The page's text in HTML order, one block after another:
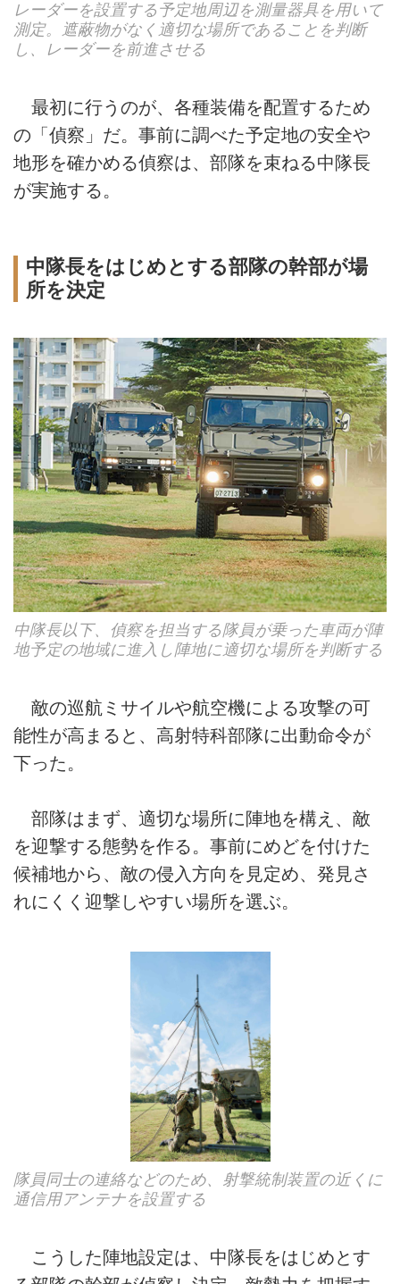
レーダーを設置する予定地周辺を測量器具を用いて
測定。遮蔽物がなく適切な場所であることを判断
し、レーダーを前進させる
最初に行うのが、各種装備を配置するため
の「偵察」だ。事前に調べた予定地の安全や
地形を確かめる偵察は、部隊を束ねる中隊長
が実施する。
中隊長をはじめとする部隊の幹部が場
所を決定
中隊長以下、偵察を担当する隊員が乗った車両が陣
地予定の地域に進入し陣地に適切な場所を判断する
敵の巡航ミサイルや航空機による攻撃の可
能性が高まると、高射特科部隊に出動命令が
下った。
部隊はまず、適切な場所に陣地を構え、敵
を迎撃する態勢を作る。事前にめどを付けた
候補地から、敵の侵入方向を見定め、発見さ
れにくく迎撃しやすい場所を選ぶ。
隊員同士の連絡などのため、射撃統制装置の近くに
通信用アンテナを設置する
こうした陣地設定は、中隊長をはじめとす